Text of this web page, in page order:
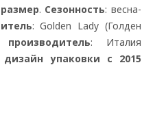
. Сезонность: весна-
: Golden Lady (Голден
: Италия
упаковки с 2015